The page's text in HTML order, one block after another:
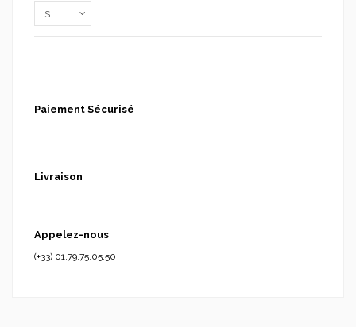
Paiement Sécurisé
Livraison
Appelez-nous
(+33) 01.79.75.05.50